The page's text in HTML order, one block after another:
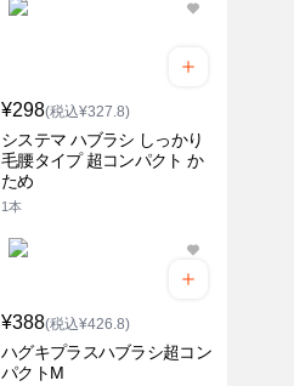
¥298(税込¥327.8)
システマ ハブラシ しっかり
毛腰タイプ 超コンパクト か
ため
1本
¥388(税込¥426.8)
ハグキプラスハブラシ超コン
パクトM